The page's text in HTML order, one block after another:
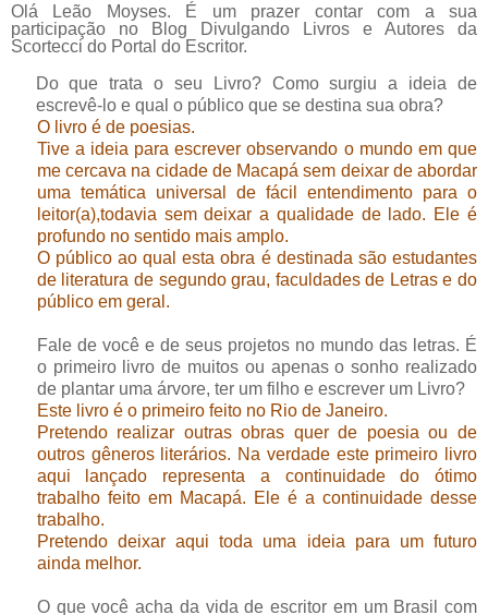
Olá Leão Moyses. É um prazer contar com a sua
participação no Blog Divulgando Livros e Autores da
Scortecci do Portal do Escritor.
Do que trata o seu Livro? Como surgiu a ideia de
escrevê-lo e qual o público que se destina sua obra?
O livro é de poesias.
Tive a ideia para escrever observando o mundo em que
me cercava na cidade de Macapá sem deixar de abordar
uma temática universal de fácil entendimento para o
leitor(a),todavia sem deixar a qualidade de lado. Ele é
profundo no sentido mais amplo.
O público ao qual esta obra é destinada são estudantes
de literatura de segundo grau, faculdades de Letras e do
público em geral.
Fale de você e de seus projetos no mundo das letras. É
o primeiro livro de muitos ou apenas o sonho realizado
de plantar uma árvore, ter um filho e escrever um Livro?
Este livro é o primeiro feito no Rio de Janeiro.
Pretendo realizar outras obras quer de poesia ou de
outros gêneros literários. Na verdade este primeiro livro
aqui lançado representa a continuidade do ótimo
trabalho feito em Macapá. Ele é a continuidade desse
trabalho.
Pretendo deixar aqui toda uma ideia para um futuro
ainda melhor.
O que você acha da vida de escritor em um Brasil com